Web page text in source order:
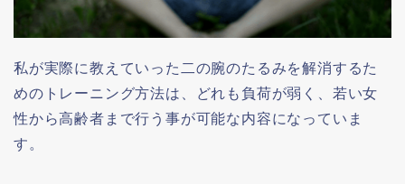
私が実際に教えていった二の腕のたるみを解消するた
めのトレーニング方法は、どれも負荷が弱く、若い女
性から高齢者まで行う事が可能な内容になっていま
す。